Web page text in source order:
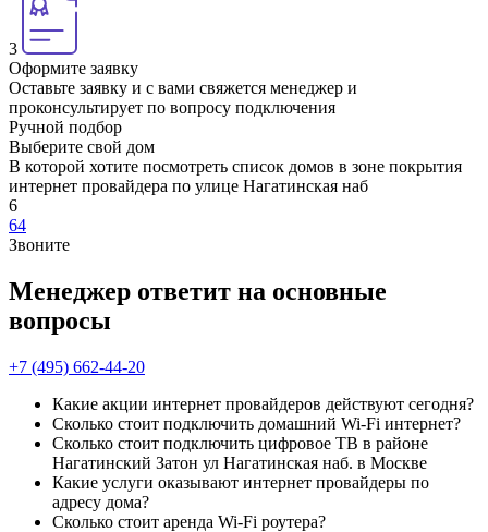
3
Оформите заявку
Оставьте заявку и с вами свяжется менеджер и
проконсультирует по вопросу подключения
Ручной подбор
Выберите свой дом
В которой хотите посмотреть список домов в зоне покрытия
интернет провайдера по улице Нагатинская наб
6
64
Звоните
Менеджер ответит на основные
вопросы
+7 (495) 662-44-20
Какие акции интернет провайдеров действуют сегодня?
Сколько стоит подключить домашний Wi-Fi интернет?
Сколько стоит подключить цифровое ТВ в районе
Нагатинский Затон ул Нагатинская наб. в Москве
Какие услуги оказывают интернет провайдеры по
адресу дома?
Сколько стоит аренда Wi-Fi роутера?